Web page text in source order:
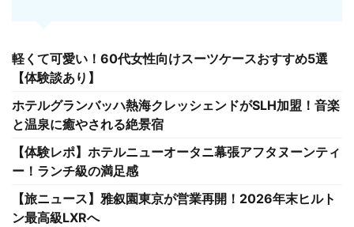
軽くて可愛い！60代女性向けスーツケースおすすめ5選
【体験談あり】
ホテルグランバッハ熱海クレッシェンドがSLH加盟！音楽
と温泉に癒やされる絶景宿
【体験レポ】ホテルニューオータニ幕張アフタヌーンティ
ー！ランチ級の満足感
【旅ニュース】雅叙園東京が営業再開！2026年末ヒルト
ン最高級LXRへ